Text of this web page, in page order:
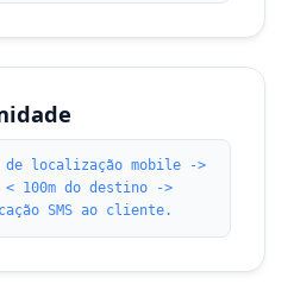
de localização mobile ->
100m do destino ->
SMS ao cliente.